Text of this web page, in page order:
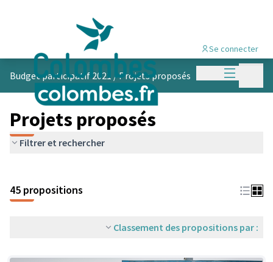
Menu
Se connecter
Budget participatif 2021 /Projets proposés
Projets proposés
Filtrer et rechercher
45 propositions
Classement des propositions par :